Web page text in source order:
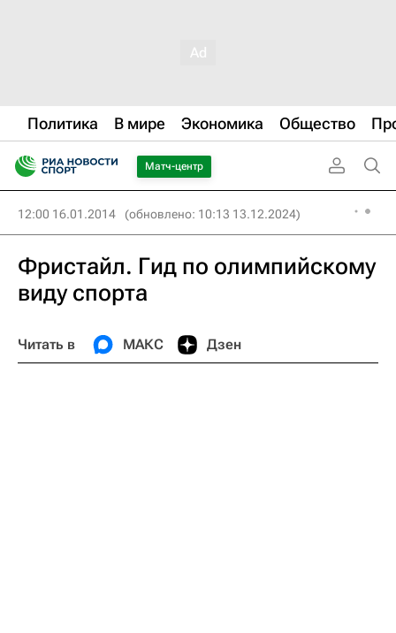
Политика В мире Экономика Общество
Матч-центр
12:00 16.01.2014 (обновлено: 10:13 13.12.2024)
Фристайл. Гид по олимпийскому
виду спорта
Читать в МАКС Дзен